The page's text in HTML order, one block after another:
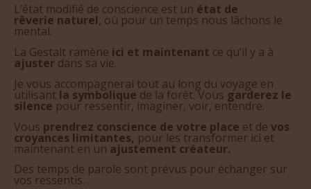
L’état modifié de conscience est un état de
rêverie naturel, où pour un temps nous lâchons le
mental.
La Gestalt ramène ici et maintenant ce qu’il y a à
ajuster dans sa vie.
Je vous accompagnerai tout au long du voyage en
utilisant la symbolique de la forêt. Vous garderez le
silence pour ressentir, imaginer, voir, entendre.
Vous prendrez conscience de votre place et de vos
croyances limitantes, pour les transformer ici et
maintenant en un ajustement créateur.
Des temps de parole sont prévus pour échanger sur
vos ressentis.